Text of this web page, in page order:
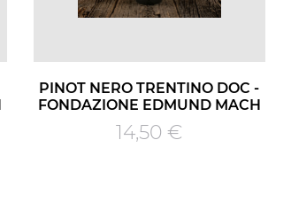
PINOT NERO TRENTINO DOC -
FONDAZIONE EDMUND MACH
Prezzo
14,50 €